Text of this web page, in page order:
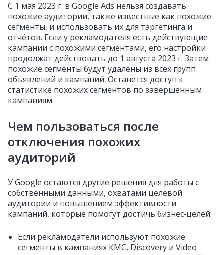
С 1 мая 2023 г. в Google Ads нельзя создавать
похожие аудитории, также известные как похожие
сегменты, и использовать их для таргетинга и
отчётов. Если у рекламодателя есть действующие
кампании с похожими сегментами, его настройки
продолжат действовать до 1 августа 2023 г. Затем
похожие сегменты будут удалены из всех групп
объявлений и кампаний. Останется доступ к
статистике похожих сегментов по завершённым
кампаниям.
Чем пользоваться после
отключения похожих
аудиторий
У Google остаются другие решения для работы с
собственными данными, охватами целевой
аудитории и повышением эффективности
кампаний, которые помогут достичь бизнес‑целей:
Если рекламодатели используют похожие
сегменты в кампаниях КМС, Discovery и Video